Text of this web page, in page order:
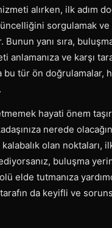
alırken, ilk adım
sorgulamak ve
Bunun yanı sıra,
anlamanıza ve karşı
bu tür ön
hayati önem
nerede
olan
buluşma
elde tutmanıza
da keyifli ve